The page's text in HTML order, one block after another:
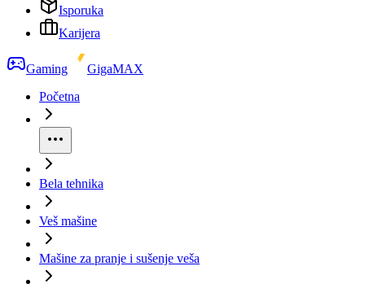
Isporuka
Karijera
Gaming
GigaMAX
Početna
Bela tehnika
Veš mašine
Mašine za pranje i sušenje veša